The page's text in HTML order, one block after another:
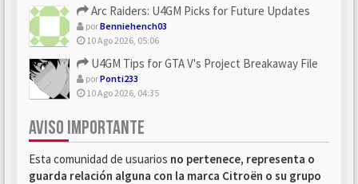
Arc Raiders: U4GM Picks for Future Updates
porBenniehench03
10 Ago 2026, 05:06
U4GM Tips for GTA V's Project Breakaway File
porPonti233
10 Ago 2026, 04:35
AVISO IMPORTANTE
Esta comunidad de usuarios no pertenece, representa o
guarda relación alguna con la marca Citroën o su grupo